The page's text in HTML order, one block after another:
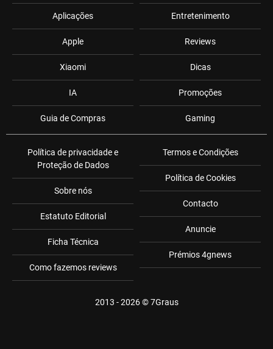
Aplicações
Apple
Xiaomi
IA
Guia de Compras
Entretenimento
Reviews
Dicas
Promoções
Gaming
Política de privacidade e
Proteção de Dados
Sobre nós
Estatuto Editorial
Ficha Técnica
Como fazemos reviews
Termos e Condições
Política de Cookies
Contacto
Anuncie
Prémios 4gnews
2013 - 2026 ©7Graus